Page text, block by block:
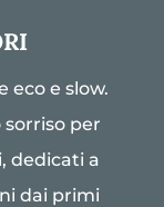
eco e slow.
per
dedicati a
dai primi